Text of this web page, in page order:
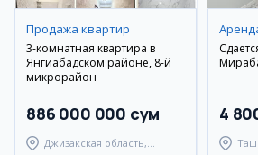
Продажа квартир
3-комнатная квартира в
Янгиабадском районе, 8-й
микрорайон
886 000 000 сум
Джизакская область,
4